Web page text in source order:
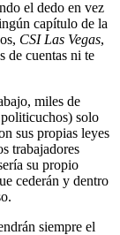
el dedo en vez
capítulo de la
CSI Las Vegas,
de cuentas ni te
miles de
solo
sus propias leyes
trabajadores
su propio
cederán y dentro
siempre el